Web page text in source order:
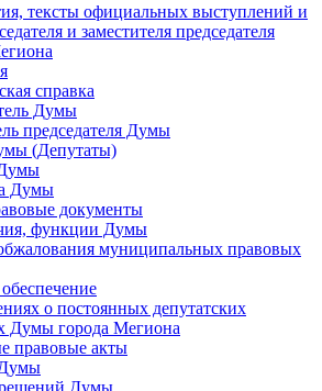
тексты официальных выступлений и
и заместителя председателя
справка
Думы
председателя Думы
(Депутаты)
Думы
документы
функции Думы
муниципальных правовых
о постоянных депутатских
Думы города Мегиона
правовые акты
Думы